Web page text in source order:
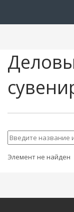
Элемент не найден